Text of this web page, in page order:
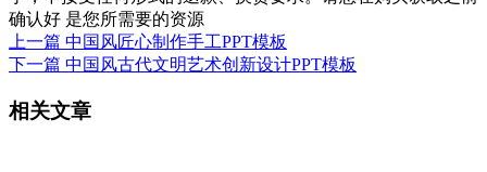
确认好 是您所需要的资源
上一篇 中国风匠心制作手工PPT模板
下一篇 中国风古代文明艺术创新设计PPT模板
相关文章